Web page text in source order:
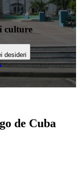
culture
desideri
de Cuba